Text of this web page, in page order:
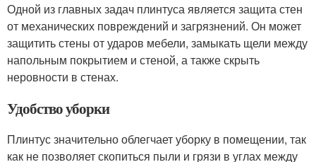
Одной из главных задач плинтуса является защита стен
от механических повреждений и загрязнений. Он может
защитить стены от ударов мебели, замыкать щели между
напольным покрытием и стеной, а также скрыть
неровности в стенах.
Удобство уборки
Плинтус значительно облегчает уборку в помещении, так
как не позволяет скопиться пыли и грязи в углах между